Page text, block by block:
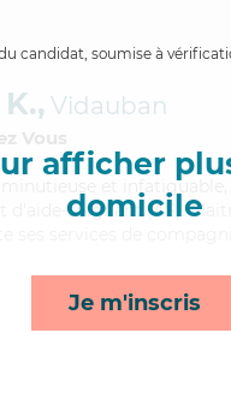
candidat, soumise à
afficher
domicile
Je m'inscris
Vidauban
Vous
, minutieuse et
d'aide-soignant (AS).